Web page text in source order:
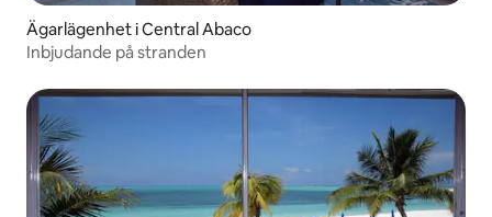
Ägarlägenhet i Central Abaco
Inbjudande på stranden